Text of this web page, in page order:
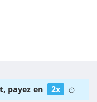
payez en 2x